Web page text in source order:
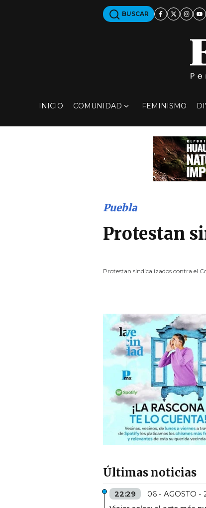
BUSCAR
INICIO COMUNIDAD FEMINISMO
Protestan sindicalizados contra el
Puebla
Protestan
Últimas noticias
22:29 06 - AGOSTO -